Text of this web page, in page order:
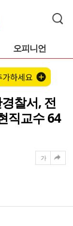
오피니언
찰서, 전
직교수 64
가